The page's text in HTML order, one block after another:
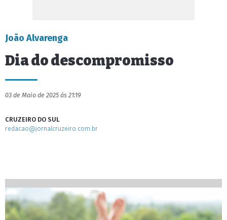
João Alvarenga
Dia do descompromisso
03 de Maio de 2025 às 21:19
CRUZEIRO DO SUL
redacao@jornalcruzeiro.com.br